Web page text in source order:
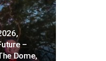
–
Dome,